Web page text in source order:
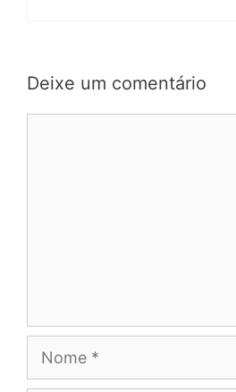
Deixe um comentário